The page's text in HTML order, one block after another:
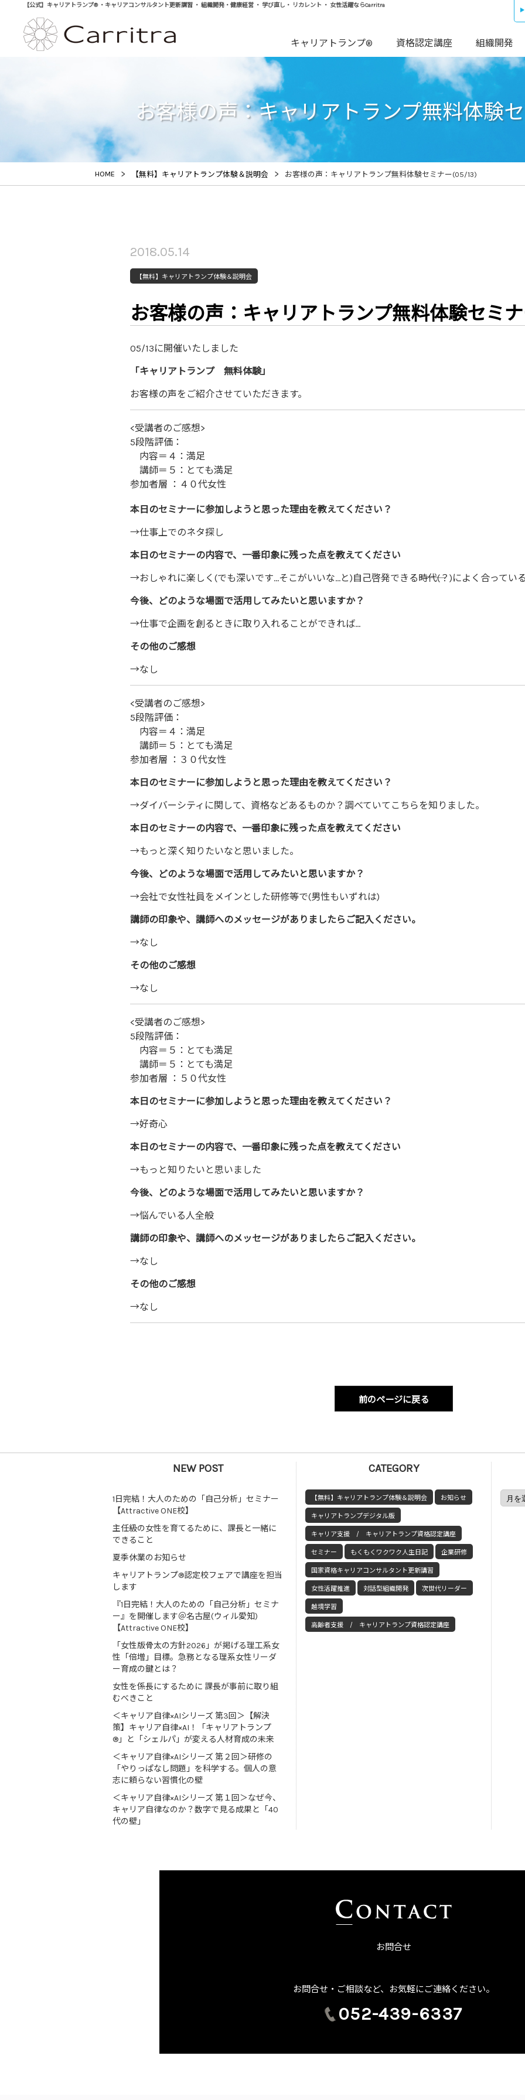
【公式】キャリアトランプ® ・キャリアコンサルタント更新講習 ・ 組織開発・健康経営 ・ 学び直し・ リカレント ・ 女性活躍ならCarritra
キャリアトランプ® 資格認定講座 組織開発
お客様の声：キャリアトランプ無料体験
HOME > 【無料】キャリアトランプ体験＆説明会 > お客様の声：キャリアトランプ無料体験セミナー(05/13)
2018.05.14
【無料】キャリアトランプ体験＆説明会
お客様の声：キャリアトランプ無料体験セミ
05/13に開催いたしました
「キャリアトランプ 無料体験」
お客様の声をご紹介させていただきます。
<受講者のご感想>
5段階評価：
内容＝４：満足
講師＝５：とても満足
参加者層 ：４０代女性
本日のセミナーに参加しようと思った理由を教えてください？
→仕事上でのネタ探し
本日のセミナーの内容で、一番印象に残った点を教えてください
→おしゃれに楽しく(でも深いです…そこがいいな…と)自己啓発できる―――時代(？)によく合ってい
今後、どのような場面で活用してみたいと思いますか？
→仕事で企画を創るときに取り入れることができれば…
その他のご感想
→なし
<受講者のご感想>
5段階評価：
内容＝４：満足
講師＝５：とても満足
参加者層 ：３０代女性
本日のセミナーに参加しようと思った理由を教えてください？
→ダイバーシティに関して、資格などあるものか？調べていてこちらを知りました。
本日のセミナーの内容で、一番印象に残った点を教えてください
→もっと深く知りたいなと思いました。
今後、どのような場面で活用してみたいと思いますか？
→会社で女性社員をメインとした研修等で(男性もいずれは)
講師の印象や、講師へのメッセージがありましたらご記入ください。
→なし
その他のご感想
→なし
<受講者のご感想>
5段階評価：
内容＝５：とても満足
講師＝５：とても満足
参加者層 ：５０代女性
本日のセミナーに参加しようと思った理由を教えてください？
→好奇心
本日のセミナーの内容で、一番印象に残った点を教えてください
→もっと知りたいと思いました
今後、どのような場面で活用してみたいと思いますか？
→悩んでいる人全般
講師の印象や、講師へのメッセージがありましたらご記入ください。
→なし
その他のご感想
→なし
前のページに戻る
NEW POST
1日完結！大人のための「自己分析」セミナー
【Attractive ONE校】
主任級の女性を育てるために、課長と一緒に
できること
夏季休業のお知らせ
キャリアトランプ®認定校フェアで講座を担当
します
『1日完結！大人のための「自己分析」セミナ
ー』を開催します＠名古屋(ウィル愛知)
【Attractive ONE校】
「女性版骨太の方針2026」が掲げる理工系女
性「倍増」目標。急務となる理系女性リーダ
ー育成の鍵とは？
女性を係長にするために 課長が事前に取り組
むべきこと
＜キャリア自律×AIシリーズ 第3回＞【解決
策】キャリア自律×AI！「キャリアトランプ
®」と「シェルパ」が変える人材育成の未来
＜キャリア自律×AIシリーズ 第２回＞研修の
「やりっぱなし問題」を科学する。個人の意
志に頼らない習慣化の壁
＜キャリア自律×AIシリーズ 第１回＞なぜ今、
キャリア自律なのか？数字で見る成果と「40
代の壁」
CATEGORY
【無料】キャリアトランプ体験＆説明会 お知らせ
キャリアトランプデジタル版
キャリア支援 / キャリアトランプ資格認定講座
セミナー もくもくワクワク人生日記 企業研修
国家資格キャリアコンサルタント更新講習
女性活躍推進 対話型組織開発 次世代リーダー
越境学習
高齢者支援 / キャリアトランプ資格認定講座
お問合せ
お問合せ・ご相談など、お気軽にご連絡ください。
052-439-6337